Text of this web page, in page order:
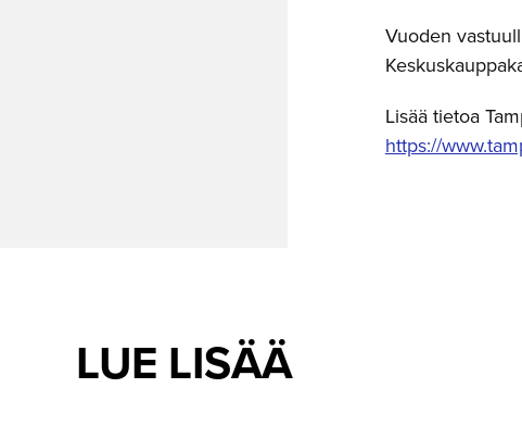
Vuoden
Lisää tietoa
https://
LUE LISÄÄ